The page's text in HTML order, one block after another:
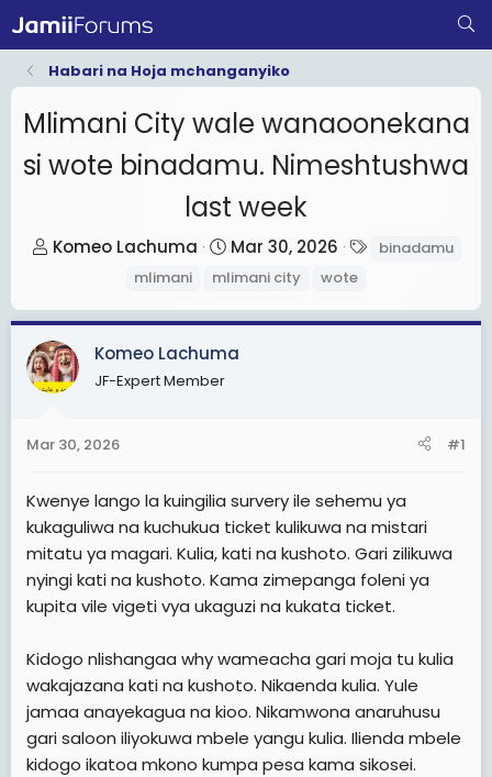
Habari na Hoja mchanganyiko
Mlimani City wale wanaoonekana
si wote binadamu. Nimeshtushwa
last week
T
e
a
d
a
t
e
r
Komeo Lachuma
S
t
r
t
Mar 30, 2026
s
binadamu
mlimani
mlimani city wote
Komeo Lachuma
JF-Expert Member
Mar 30, 2026 #1
Kwenye lango la kuingilia survery ile sehemu ya
kukaguliwa na kuchukua ticket kulikuwa na mistari
mitatu ya magari. Kulia, kati na kushoto. Gari zilikuwa
nyingi kati na kushoto. Kama zimepanga foleni ya
kupita vile vigeti vya ukaguzi na kukata ticket.
Kidogo nlishangaa why wameacha gari moja tu kulia
wakajazana kati na kushoto. Nikaenda kulia. Yule
jamaa anayekagua na kioo. Nikamwona anaruhusu
gari saloon iliyokuwa mbele yangu kulia. Ilienda mbele
kidogo ikatoa mkono kumpa pesa kama sikosei.